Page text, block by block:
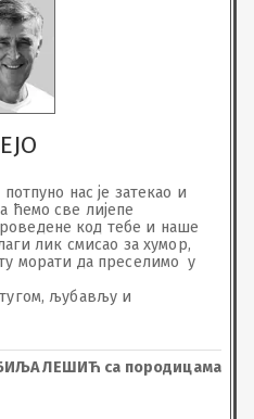
нас је затекао и
ћемо све лијепе
код тебе и наше
лик смисао за хумор,
морати да преселимо  у
љубављу и
ЛЕШИЋ са породицама